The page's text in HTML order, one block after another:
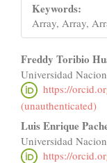
Keywords:
Array, Array,
Main
Article
Content
Freddy Toribio
Universidad
https://
(unauthenticated)
Luis Enrique
Universidad
https://